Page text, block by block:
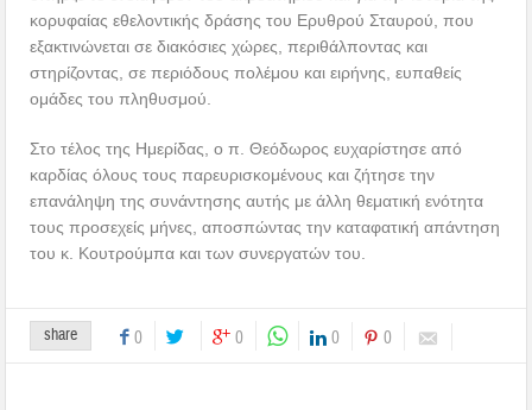
κορυφαίας εθελοντικής δράσης του Ερυθρού Σταυρού, που
εξακτινώνεται σε διακόσιες χώρες, περιθάλποντας και
στηρίζοντας, σε περιόδους πολέμου και ειρήνης, ευπαθείς
ομάδες του πληθυσμού.
Στο τέλος της Ημερίδας, ο π. Θεόδωρος ευχαρίστησε από
καρδίας όλους τους παρευρισκομένους και ζήτησε την
επανάληψη της συνάντησης αυτής με άλλη θεματική ενότητα
τους προσεχείς μήνες, αποσπώντας την καταφατική απάντηση
του κ. Κουτρούμπα και των συνεργατών του.
share 0 0 0 0